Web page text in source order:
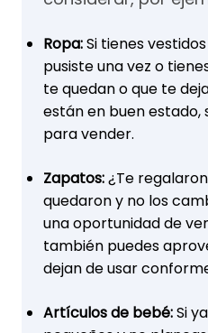
Ropa:Si tienes
pusiste una vez o
te quedan o que te
están en buen estado,
para vender.
Zapatos:¿Te
quedaron y no los
una oportunidad de
también puedes
dejan de usar
Artículos de bebé:Si